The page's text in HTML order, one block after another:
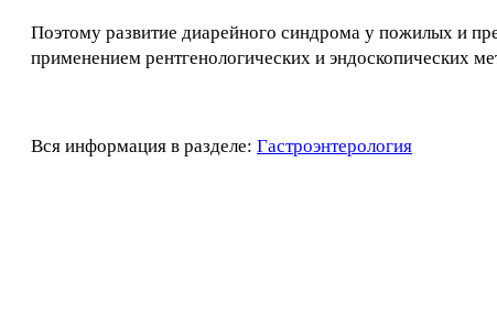
Поэтому развитие диарейного синдрома у пожилых и
применением рентгенологических и эндоскопических
Вся информация в разделе: Гастроэнтерология